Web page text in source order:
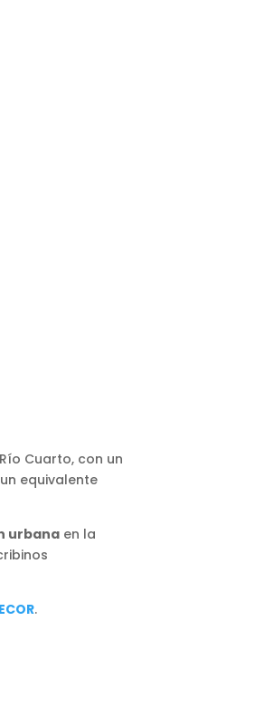
Cuarto, con un
equivalente
urbana en la
.